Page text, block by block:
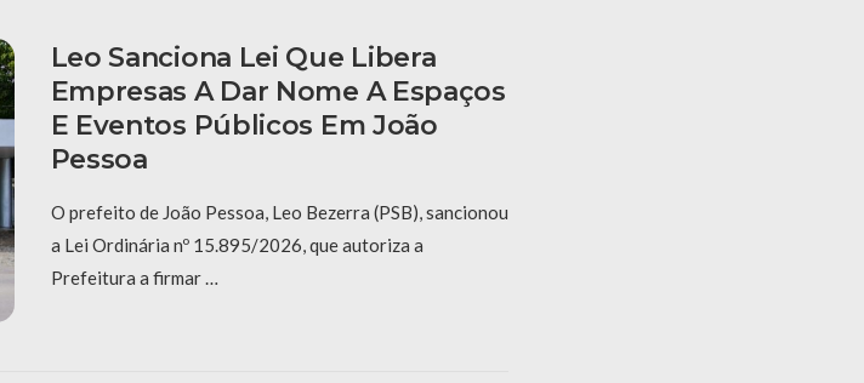
Leo Sanciona Lei Que Libera
Empresas A Dar Nome A Espaços
E Eventos Públicos Em João
Pessoa
O prefeito de João Pessoa, Leo Bezerra (PSB), sancionou
a Lei Ordinária nº 15.895/2026, que autoriza a
Prefeitura a firmar …